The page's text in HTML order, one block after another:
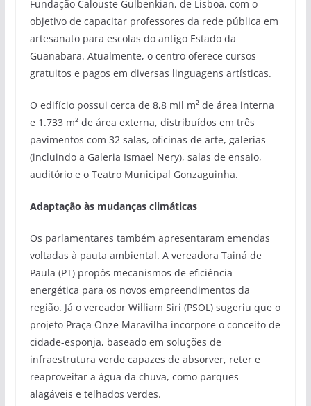
Fundação Calouste Gulbenkian, de Lisboa, com o
objetivo de capacitar professores da rede pública em
artesanato para escolas do antigo Estado da
Guanabara. Atualmente, o centro oferece cursos
gratuitos e pagos em diversas linguagens artísticas.
O edifício possui cerca de 8,8 mil m² de área interna
e 1.733 m² de área externa, distribuídos em três
pavimentos com 32 salas, oficinas de arte, galerias
(incluindo a Galeria Ismael Nery), salas de ensaio,
auditório e o Teatro Municipal Gonzaguinha.
Adaptação às mudanças climáticas
Os parlamentares também apresentaram emendas
voltadas à pauta ambiental. A vereadora Tainá de
Paula (PT) propôs mecanismos de eficiência
energética para os novos empreendimentos da
região. Já o vereador William Siri (PSOL) sugeriu que o
projeto Praça Onze Maravilha incorpore o conceito de
cidade-esponja, baseado em soluções de
infraestrutura verde capazes de absorver, reter e
reaproveitar a água da chuva, como parques
alagáveis e telhados verdes.